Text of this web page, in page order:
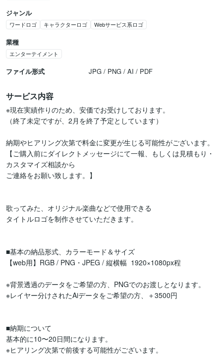
ジャンル
ワードロゴ キャラクターロゴ Webサービス系ロゴ
業種
エンターテイメント
ファイル形式 JPG / PNG / AI / PDF
サービス内容
※現在実績作りのため、安価でお受けしております。
（終了未定ですが、2月を終了予定としています）
納期やヒアリング次第で料金に変更が生じる可能性がございます。
【ご購入前にダイレクトメッセージにて一報、もしくは見積もり・
カスタマイズ相談から
ご連絡をお願い致します。】
歌ってみた、オリジナル楽曲などで使用できる
タイトルロゴを制作させていただきます。
■基本の納品形式、カラーモード＆サイズ
【web用】RGB / PNG・JPEG / 縦横幅  1920×1080px程
※背景透過のデータをご希望の方、PNGでのお渡しとなります。
※レイヤー分けされたAiデータをご希望の方、＋3500円
■納期について
基本的に10〜20日間になります。
※ヒアリング次第で前後する可能性がございます。